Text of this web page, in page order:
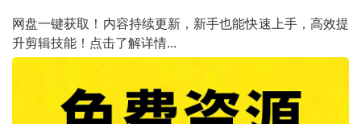
网盘一键获取！内容持续更新，新手也能快速上手，高效提
升剪辑技能！点击了解详情...